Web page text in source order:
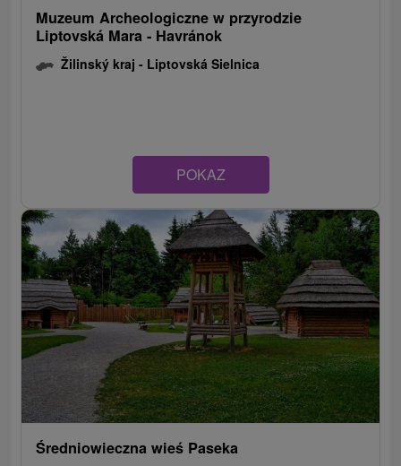
Muzeum Archeologiczne w przyrodzie
Liptovská Mara - Havránok
Žilinský kraj - Liptovská Sielnica
POKAZ
Średniowieczna wieś Paseka